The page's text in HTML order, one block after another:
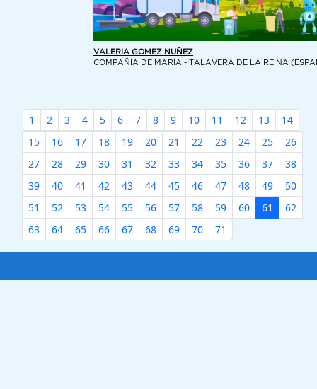
VALERIA GOMEZ NUÑEZ
COMPAÑÍA DE MARÍA - TALAVERA DE LA REINA
1 2 3 4 5 6 7 8 9 10 11 12 13
14
15
16 17 18 19 20 21 22 23 24 25
26
27
28 29 30 31 32 33 34 35 36 37
38
39
40 41 42 43 44 45 46 47 48 49
50
51
52 53 54 55 56 57 58 59 60 61
62
63
64 65 66 67 68 69 70 71